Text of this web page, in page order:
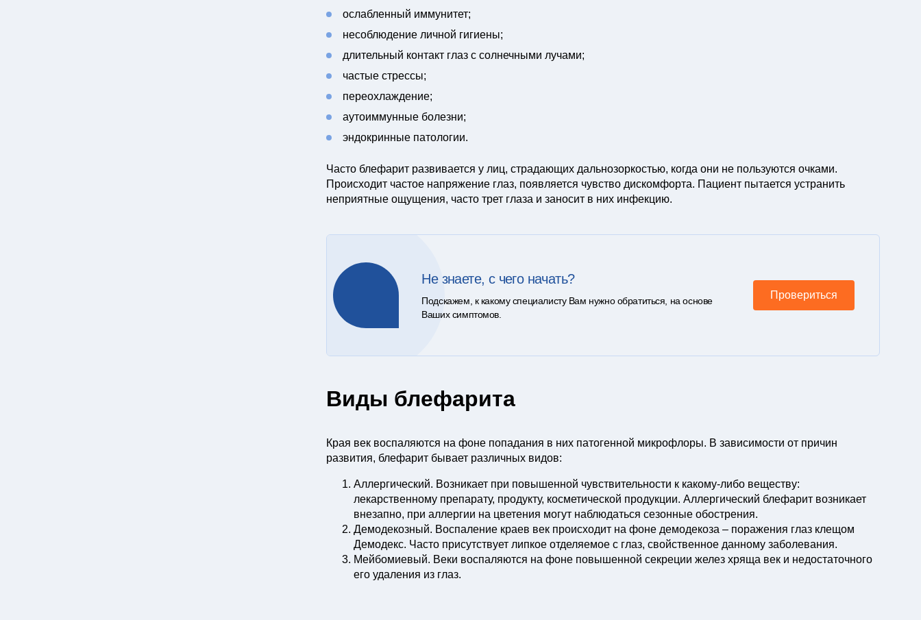
ослабленный иммунитет;
несоблюдение личной гигиены;
длительный контакт глаз с солнечными лучами;
частые стрессы;
переохлаждение;
аутоиммунные болезни;
эндокринные патологии.
Часто блефарит развивается у лиц, страдающих дальнозоркостью, когда они не пользуются очками.
Происходит частое напряжение глаз, появляется чувство дискомфорта. Пациент пытается устранить
неприятные ощущения, часто трет глаза и заносит в них инфекцию.
Не знаете, с чего начать?
Подскажем, к какому специалисту Вам нужно обратиться, на основе
Ваших симптомов.
Провериться
Виды блефарита
Края век воспаляются на фоне попадания в них патогенной микрофлоры. В зависимости от причин
развития, блефарит бывает различных видов:
Аллергический. Возникает при повышенной чувствительности к какому-либо веществу:
лекарственному препарату, продукту, косметической продукции. Аллергический блефарит возникает
внезапно, при аллергии на цветения могут наблюдаться сезонные обострения.
Демодекозный. Воспаление краев век происходит на фоне демодекоза – поражения глаз клещом
Демодекс. Часто присутствует липкое отделяемое с глаз, свойственное данному заболевания.
Мейбомиевый. Веки воспаляются на фоне повышенной секреции желез хряща век и недостаточного
его удаления из глаз.